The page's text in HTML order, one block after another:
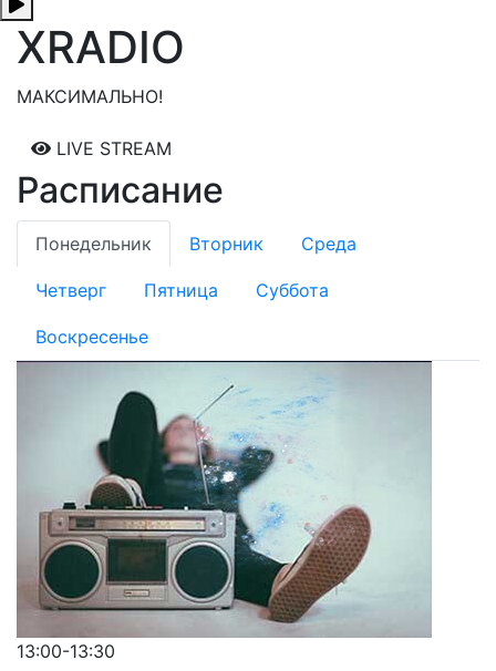
XRADIO
МАКСИМАЛЬНО!
LIVE STREAM
Расписание
Понедельник Вторник Среда
Четверг Пятница Суббота
Воскресенье
13:00-13:30